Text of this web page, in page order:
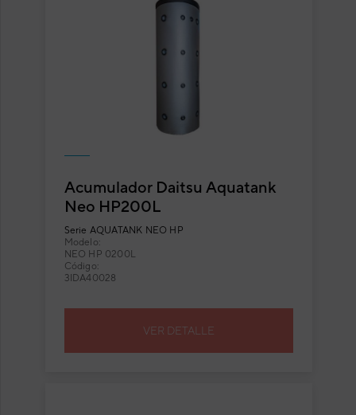
Acumulador Daitsu Aquatank
Neo HP200L
Serie AQUATANK NEO HP
Modelo:
NEO HP 0200L
Código:
3IDA40028
VER DETALLE